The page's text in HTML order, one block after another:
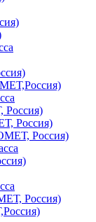
Россия)
Россия)
Россия)